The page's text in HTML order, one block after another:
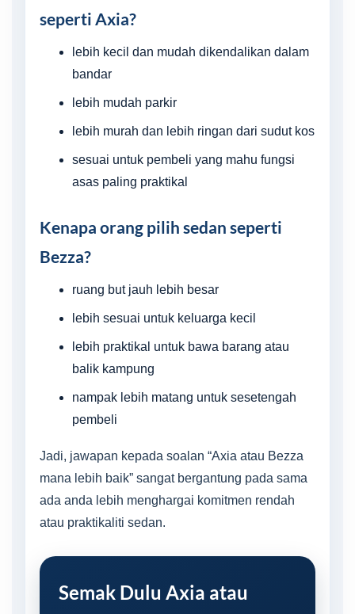
seperti Axia?
lebih kecil dan mudah dikendalikan dalam
bandar
lebih mudah parkir
lebih murah dan lebih ringan dari sudut kos
sesuai untuk pembeli yang mahu fungsi
asas paling praktikal
Kenapa orang pilih sedan seperti
Bezza?
ruang but jauh lebih besar
lebih sesuai untuk keluarga kecil
lebih praktikal untuk bawa barang atau
balik kampung
nampak lebih matang untuk sesetengah
pembeli
Jadi, jawapan kepada soalan “Axia atau Bezza
mana lebih baik” sangat bergantung pada sama
ada anda lebih menghargai komitmen rendah
atau praktikaliti sedan.
Semak Dulu Axia atau